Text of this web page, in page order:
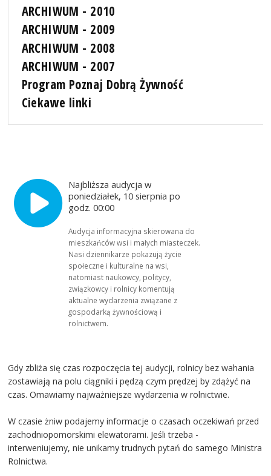
ARCHIWUM - 2010
ARCHIWUM - 2009
ARCHIWUM - 2008
ARCHIWUM - 2007
Program Poznaj Dobrą Żywność
Ciekawe linki
Najbliższa audycja w
poniedziałek, 10 sierpnia po
godz. 00:00
Audycja informacyjna skierowana do
mieszkańców wsi i małych miasteczek.
Nasi dziennikarze pokazują życie
społeczne i kulturalne na wsi,
natomiast naukowcy, politycy,
związkowcy i rolnicy komentują
aktualne wydarzenia związane z
gospodarką żywnościową i
rolnictwem.
Gdy zbliża się czas rozpoczęcia tej audycji, rolnicy bez wahania
zostawiają na polu ciągniki i pędzą czym prędzej by zdążyć na
czas. Omawiamy najważniejsze wydarzenia w rolnictwie.
W czasie żniw podajemy informacje o czasach oczekiwań przed
zachodniopomorskimi elewatorami. Jeśli trzeba -
interweniujemy, nie unikamy trudnych pytań do samego Ministra
Rolnictwa.